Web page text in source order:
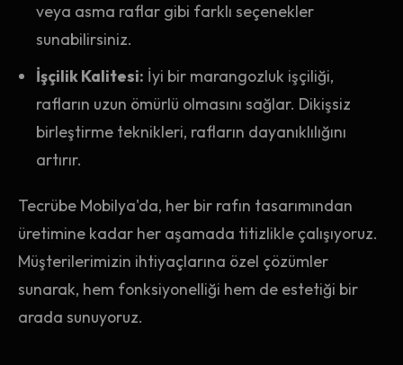
veya asma raflar gibi farklı seçenekler
sunabilirsiniz.
İşçilik Kalitesi: İyi bir marangozluk işçiliği,
rafların uzun ömürlü olmasını sağlar. Dikişsiz
birleştirme teknikleri, rafların dayanıklılığını
artırır.
Tecrübe Mobilya'da, her bir rafın tasarımından
üretimine kadar her aşamada titizlikle çalışıyoruz.
Müşterilerimizin ihtiyaçlarına özel çözümler
sunarak, hem fonksiyonelliği hem de estetiği bir
arada sunuyoruz.